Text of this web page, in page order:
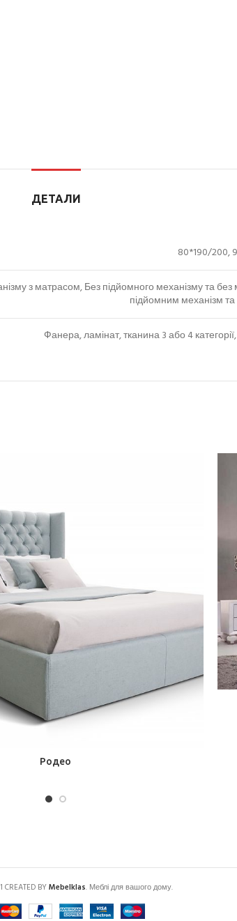
ДЕТАЛИ
80*190/200,
з матрасом, Без підйомного механізму та
підйомним механізм
Фанера, ламінат, тканина 3 або 4
Родео
CREATED BYMebelklas. Меблі для вашого дому.